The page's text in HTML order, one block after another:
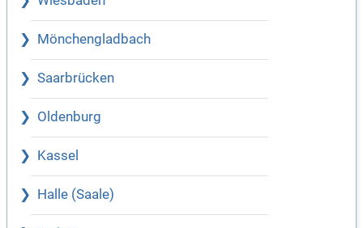
Mönchengladbach
Saarbrücken
Oldenburg
Kassel
Halle (Saale)